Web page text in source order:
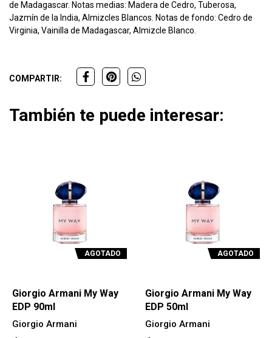
de Madagascar. Notas medias: Madera de Cedro, Tuberosa,
Jazmín de la India, Almizcles Blancos. Notas de fondo: Cedro de
Virginia, Vainilla de Madagascar, Almizcle Blanco.
COMPARTIR:
También te puede interesar:
AGOTADO
Giorgio Armani My Way
EDP 90ml
Giorgio Armani
AGOTADO
Giorgio Armani My Way
EDP 50ml
Giorgio Armani